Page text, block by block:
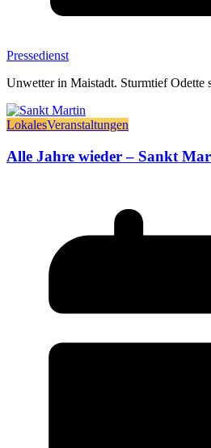
Pressedienst
Unwetter in Maistadt. Sturmtief Odette
LokalesVeranstaltungen
Alle Jahre wieder – Sankt